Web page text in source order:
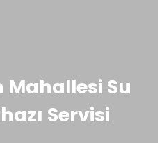
Su
Servisi